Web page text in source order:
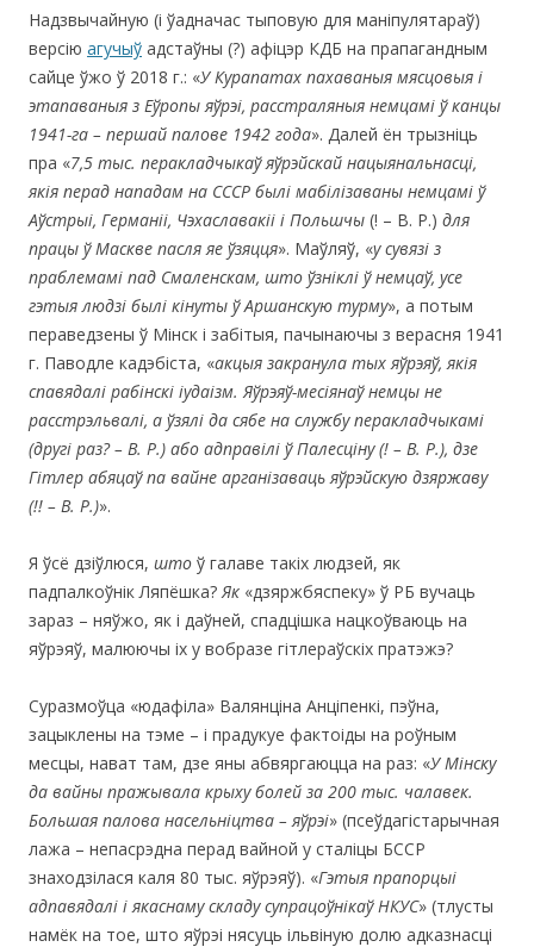
Надзвычайную (i ўадначас тыповую для маніпулятараў)
версію агучыў адстаўны (?) афіцэр КДБ на прапагандным
сайце ўжо ў 2018 г.: «У Курапатах пахаваныя мясцовыя і
этапаваныя з Еўропы яўрэі, расстраляныя немцамі ў канцы
1941-га – першай палове 1942 года». Далей ён трызнiць
пра «7,5 тыс. перакладчыкаў яўрэйскай нацыянальнасці,
якія перад нападам на СССР былі мабілізаваны немцамі ў
Аўстрыі, Германіі, Чэхаславакіі і Польшчы (! – В. Р.) для
працы ў Маскве пасля яе ўзяцця». Маўляў, «у сувязі з
праблемамі пад Смаленскам, што ўзніклі ў немцаў, усе
гэтыя людзі былі кінуты ў Аршанскую турму», а потым
пераведзены ў Мінск і забітыя, пачынаючы з верасня 1941
г. Паводле кадэбicта, «акцыя закранула тых яўрэяў, якія
спавядалі рабінскі іудаізм. Яўрэяў-месіянаў немцы не
расстрэльвалі, а ўзялі да сябе на службу перакладчыкамі
(другі раз? – В. Р.) або адправілі ў Палесціну (! – В. Р.), дзе
Гітлер абяцаў па вайне арганізаваць яўрэйскую дзяржаву
(!! – В. Р.)».
Я ўсё дзіўлюся, што ў галаве такіх людзей, як
падпалкоўнік Ляпёшка? Як «дзяржбяспеку» ў РБ вучаць
зараз – няўжо, як і даўней, спадцішка нацкоўваюць на
яўрэяў, малюючы іх у вобразе гітлераўскіх пратэжэ?
Суразмоўца «юдафіла» Валянціна Анціпенкі, пэўна,
зацыклены на тэме – і прадукуе фактоіды на роўным
месцы, нават там, дзе яны абвяргаюцца на раз: «У Мінску
да вайны пражывала крыху болей за 200 тыс. чалавек.
Большая палова насельніцтва – яўрэі» (псеўдагістарычная
лажа – непасрэдна перад вайной у сталіцы БССР
знаходзілася каля 80 тыс. яўрэяў). «Гэтыя прапорцыі
адпавядалі і якаснаму складу супрацоўнікаў НКУС» (тлусты
намёк на тое, што яўрэі нясуць ільвіную долю адказнасці